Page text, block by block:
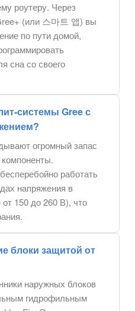
роутеру. Через
(или 스마트 앱) вы
по пути домой,
сна со своего
системы Gree с
огромный запас
работать
напряжения в
150 до 260 В), что
блоки защитой от
наружных блоков
гидрофильным